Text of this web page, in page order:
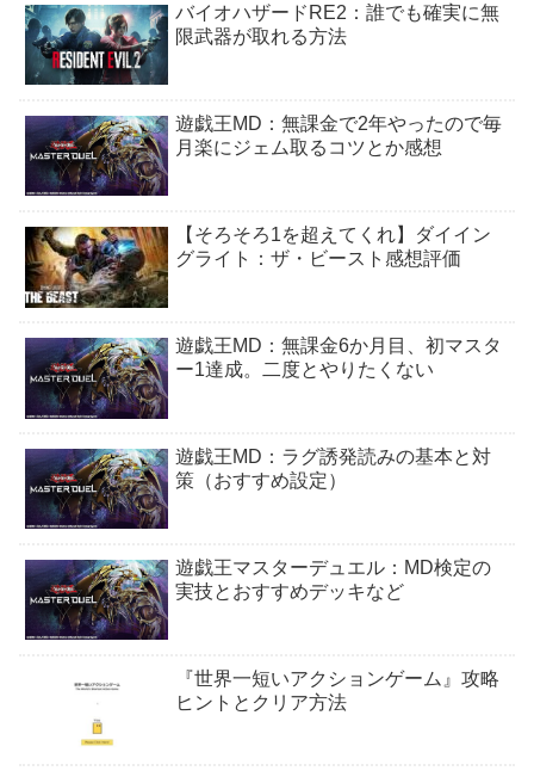
バイオハザードRE2：誰でも確実に無
限武器が取れる方法
遊戯王MD：無課金で2年やったので毎
月楽にジェム取るコツとか感想
【そろそろ1を超えてくれ】ダイイン
グライト：ザ・ビースト感想評価
遊戯王MD：無課金6か月目、初マスタ
ー1達成。二度とやりたくない
遊戯王MD：ラグ誘発読みの基本と対
策（おすすめ設定）
遊戯王マスターデュエル：MD検定の
実技とおすすめデッキなど
『世界一短いアクションゲーム』攻略
ヒントとクリア方法